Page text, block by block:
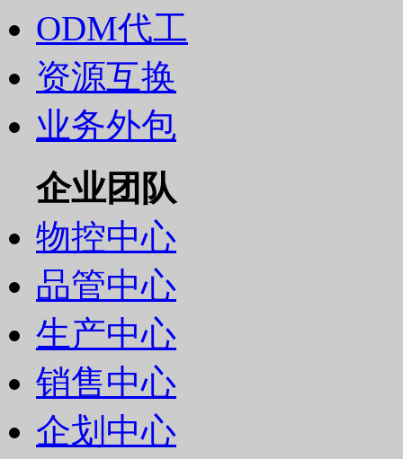
ODM代工
资源互换
业务外包
企业团队
物控中心
品管中心
生产中心
销售中心
企划中心